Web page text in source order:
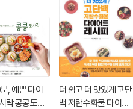
, 예쁜 다이
락 콩콩도시
더 쉽고 더 맛있게 고단
백 저탄수화물 다이어